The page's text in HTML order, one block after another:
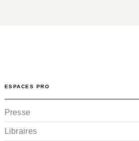
ESPACES PRO
Presse
Libraires